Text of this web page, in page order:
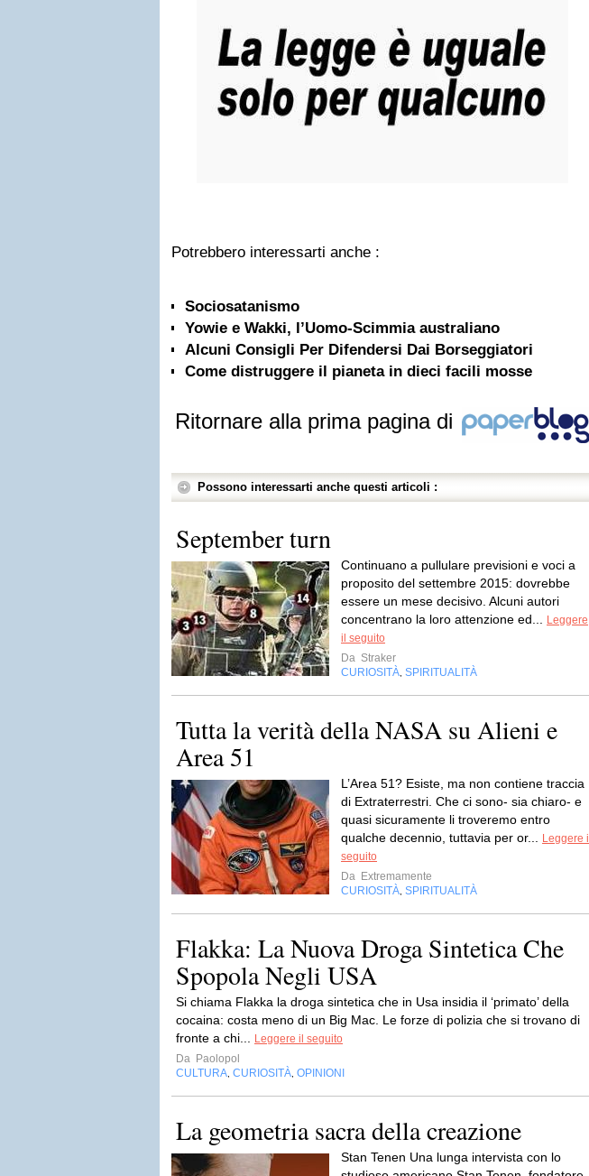
Potrebbero interessarti anche :
Sociosatanismo
Yowie e Wakki, l’Uomo-Scimmia australiano
Alcuni Consigli Per Difendersi Dai Borseggiatori
Come distruggere il pianeta in dieci facili mosse
Ritornare alla prima pagina di
Possono interessarti anche questi articoli :
September turn
Continuano a pullulare previsioni e voci a
proposito del settembre 2015: dovrebbe
essere un mese decisivo. Alcuni autori
concentrano la loro attenzione ed...
Leggere
il seguito
Da Straker
CURIOSITÀ SPIRITUALITÀ
Tutta la verità della NASA su Alieni e
Area 51
L’Area 51? Esiste, ma non contiene traccia
di Extraterrestri. Che ci sono- sia chiaro- e
quasi sicuramente li troveremo entro
qualche decennio, tuttavia per or...
Leggere il
seguito
Da Extremamente
CURIOSITÀ SPIRITUALITÀ
Flakka: La Nuova Droga Sintetica Che
Spopola Negli USA
Si chiama Flakka la droga sintetica che in Usa insidia il ‘primato’ della
cocaina: costa meno di un Big Mac. Le forze di polizia che si trovano di
fronte a chi...
Leggere il seguito
Da Paolopol
CULTURA CURIOSITÀ OPINIONI
La geometria sacra della creazione
Stan Tenen Una lunga intervista con lo